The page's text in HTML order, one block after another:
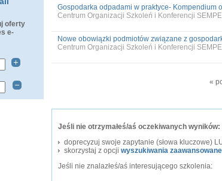
oferty
e-
Gospodarka odpadami w praktyce- Kompendium
Centrum Organizacji Szkoleń i Konferencji
Nowe obowiązki podmiotów związane z
Centrum Organizacji Szkoleń i Konferencji
«
Jeśli nie otrzymałeś/aś oczekiwanych wyników:
doprecyzuj swoje zapytanie (słowa kluczowe)
skorzystaj z opcji wyszukiwania
Jeśli nie znalazłeś/aś interesującego szkolenia: